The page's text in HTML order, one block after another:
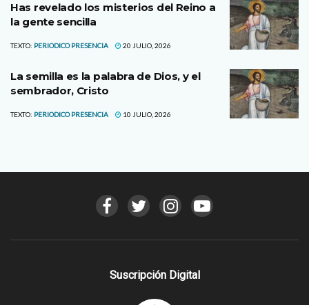
Has revelado los misterios del Reino a
la gente sencilla
TEXTO: PERIODICO PRESENCIA 20 JULIO, 2026
La semilla es la palabra de Dios, y el
sembrador, Cristo
TEXTO: PERIODICO PRESENCIA 10 JULIO, 2026
Suscripción Digital